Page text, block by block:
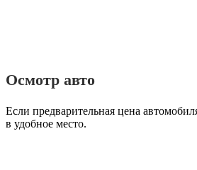
Осмотр авто
Если предварительная цена
в удобное место.